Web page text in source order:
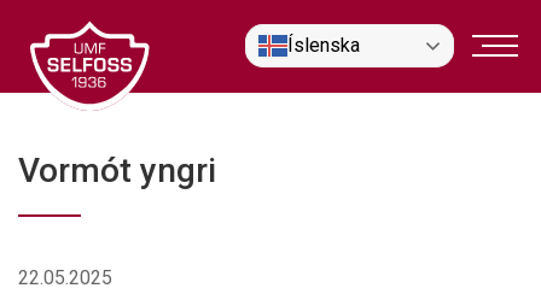
efni
Íslenska
Vormót yngri
22.05.2025